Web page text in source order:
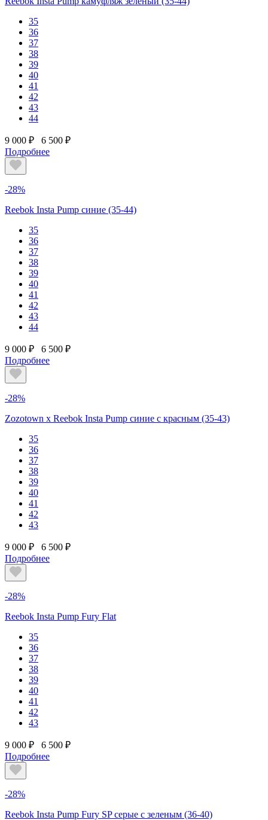
35
36
37
38
39
40
41
42
43
44
9 000 ₽
6 500 ₽
Подробнее
-28%
Reebok Insta Pump синие (35-44)
35
36
37
38
39
40
41
42
43
44
9 000 ₽
6 500 ₽
Подробнее
-28%
Zozotown x Reebok Insta Pump синие с красным (35-43)
35
36
37
38
39
40
41
42
43
9 000 ₽
6 500 ₽
Подробнее
-28%
Reebok Insta Pump Fury Flat
35
36
37
38
39
40
41
42
43
9 000 ₽
6 500 ₽
Подробнее
-28%
Reebok Insta Pump Fury SP серые с зеленым (36-40)